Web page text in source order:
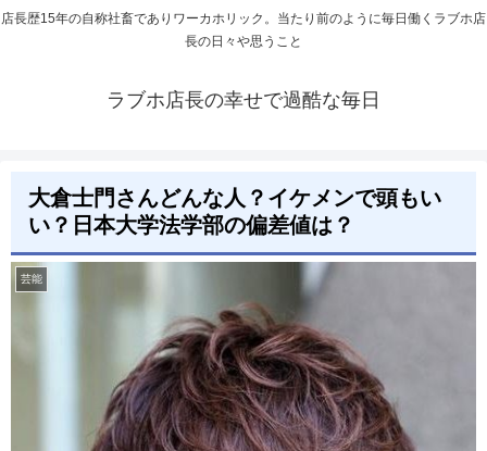
店長歴15年の自称社畜でありワーカホリック。当たり前のように毎日働くラブホ店
長の日々や思うこと
ラブホ店長の幸せで過酷な毎日
大倉士門さんどんな人？イケメンで頭もい
い？日本大学法学部の偏差値は？
芸能